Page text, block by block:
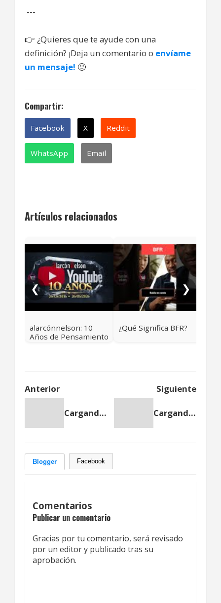
---
👉 ¿Quieres que te ayude con una
definición? ¡Deja un comentario o envíame
un mensaje! 🙂
Compartir:
Facebook X Reddit
WhatsApp Email
Artículos relacionados
❮
alarcónnelson: 10
Años de Pensamiento
¿Qué Significa BFR?
❯
Anterior Siguiente
Cargando anterior... Cargando siguiente...
Blogger Facebook
Comentarios
Publicar un comentario
Gracias por tu comentario, será revisado
por un editor y publicado tras su
aprobación.